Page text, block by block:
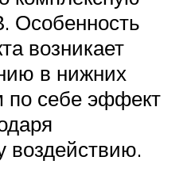
Особенность
возникает
в нижних
по себе эффект
воздействию.